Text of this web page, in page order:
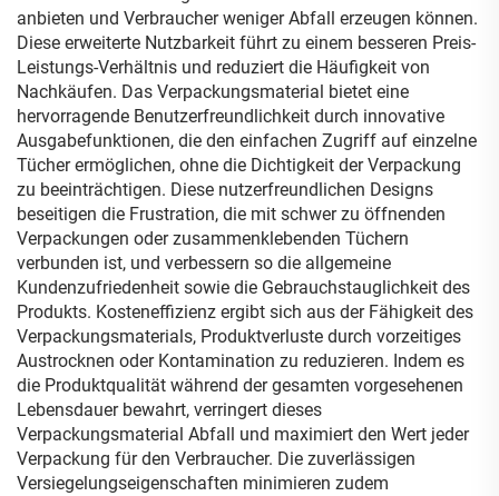
anbieten und Verbraucher weniger Abfall erzeugen können.
Diese erweiterte Nutzbarkeit führt zu einem besseren Preis-
Leistungs-Verhältnis und reduziert die Häufigkeit von
Nachkäufen. Das Verpackungsmaterial bietet eine
hervorragende Benutzerfreundlichkeit durch innovative
Ausgabefunktionen, die den einfachen Zugriff auf einzelne
Tücher ermöglichen, ohne die Dichtigkeit der Verpackung
zu beeinträchtigen. Diese nutzerfreundlichen Designs
beseitigen die Frustration, die mit schwer zu öffnenden
Verpackungen oder zusammenklebenden Tüchern
verbunden ist, und verbessern so die allgemeine
Kundenzufriedenheit sowie die Gebrauchstauglichkeit des
Produkts. Kosteneffizienz ergibt sich aus der Fähigkeit des
Verpackungsmaterials, Produktverluste durch vorzeitiges
Austrocknen oder Kontamination zu reduzieren. Indem es
die Produktqualität während der gesamten vorgesehenen
Lebensdauer bewahrt, verringert dieses
Verpackungsmaterial Abfall und maximiert den Wert jeder
Verpackung für den Verbraucher. Die zuverlässigen
Versiegelungseigenschaften minimieren zudem